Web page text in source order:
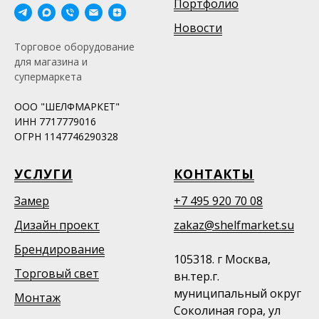
Торговое оборудование
для магазина и
супермаркета
ООО "ШЕЛФМАРКЕТ"
ИНН 7717779016
ОГРН 1147746290328
Портфолио
Новости
УСЛУГИ
Замер
Дизайн проект
Брендирование
Торговый свет
Монтаж
КОНТАКТЫ
+7 495 920 70 08
zakaz@shelfmarket.su
105318. г Москва,
вн.тер.г.
муниципальный округ
Соколиная гора, ул